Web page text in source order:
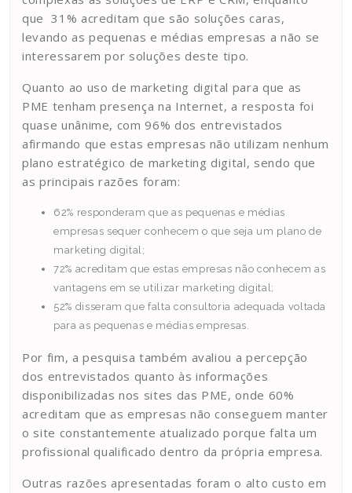
que 31% acreditam que são soluções caras,
levando as pequenas e médias empresas a não se
interessarem por soluções deste tipo.
Quanto ao uso de marketing digital para que as
PME tenham presença na Internet, a resposta foi
quase unânime, com 96% dos entrevistados
afirmando que estas empresas não utilizam nenhum
plano estratégico de marketing digital, sendo que
as principais razões foram:
62% responderam que as pequenas e médias
empresas sequer conhecem o que seja um plano de
marketing digital;
72% acreditam que estas empresas não conhecem as
vantagens em se utilizar marketing digital;
52% disseram que falta consultoria adequada voltada
para as pequenas e médias empresas.
Por fim, a pesquisa também avaliou a percepção
dos entrevistados quanto às informações
disponibilizadas nos sites das PME, onde 60%
acreditam que as empresas não conseguem manter
o site constantemente atualizado porque falta um
profissional qualificado dentro da própria empresa.
Outras razões apresentadas foram o alto custo em